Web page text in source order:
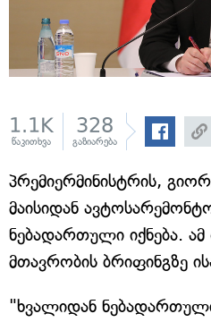
1.1K
წაკითხვა
328
გაზიარება
პრემიერმინისტრის,
მაისიდან
ნებადართული იქნება. ამ
მთავრობის ბრიფინგზე
"ხვალიდან